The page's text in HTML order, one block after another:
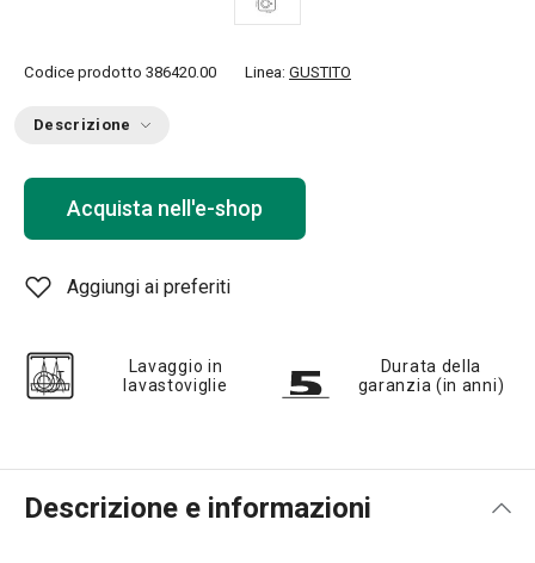
Codice prodotto 386420.00 Linea: GUSTITO
Descrizione
Acquista nell'e-shop
Aggiungi ai preferiti
Lavaggio in
lavastoviglie
Durata della
garanzia (in anni)
Descrizione e informazioni